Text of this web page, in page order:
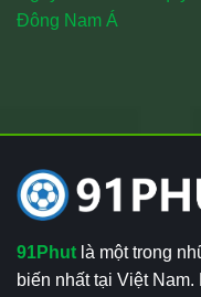
Đông Nam Á
91Phut là một trong
biến nhất tại Việt